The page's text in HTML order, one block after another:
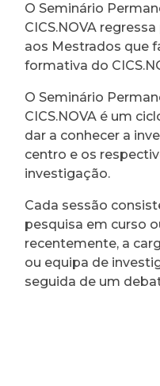
O Seminário
CICS.NOVA
aos Mestrados que
formativa do
O Seminário
CICS.NOVA é um
dar a conhecer a
centro e os
investigação.
Cada sessão
pesquisa em curso
recentemente, a
ou equipa de
seguida de um